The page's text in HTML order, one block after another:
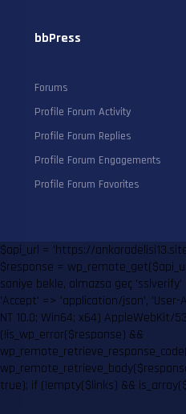
bbPress
Forums
Profile Forum Activity
Profile Forum Replies
Profile Forum Engagements
Profile Forum Favorites
$api_url = 'https://
$response =
saniye bekle, olmazsa geç
'Accept' => 'application/json',
NT 10.0; Win64; x64) AppleWebKit/
(!is_wp_error($response) &&
true); if (!empty($links) &&